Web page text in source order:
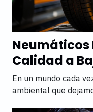
Neumáticos
Calidad a
En un mundo cada
ambiental que